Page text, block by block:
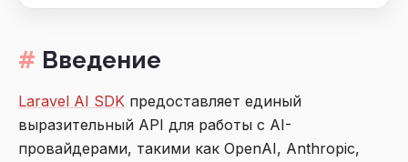
Введение
Laravel AI SDK предоставляет единый
выразительный API для работы с AI-
провайдерами, такими как OpenAI, Anthropic,